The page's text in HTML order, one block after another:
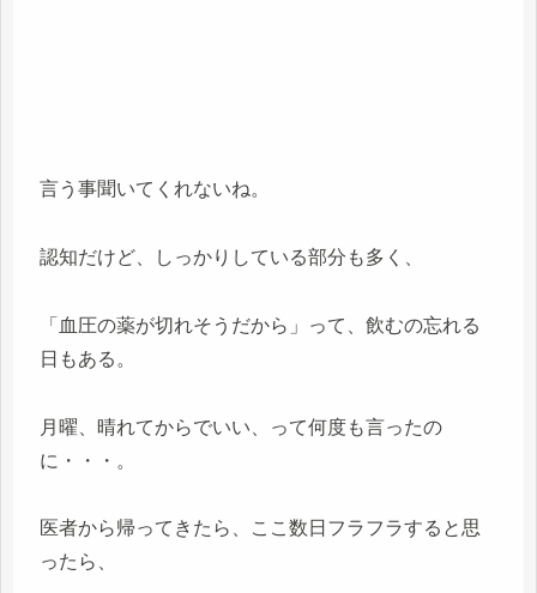
言う事聞いてくれないね。
認知だけど、しっかりしている部分も多く、
「血圧の薬が切れそうだから」って、飲むの忘れる
日もある。
月曜、晴れてからでいい、って何度も言ったの
に・・・。
医者から帰ってきたら、ここ数日フラフラすると思
ったら、